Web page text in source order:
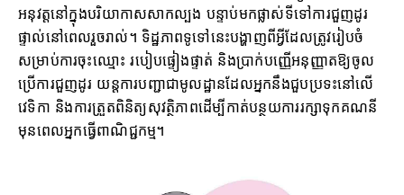
អនុវត្តនៅក្នុងបរិយាកាសសាកល្បង បន្ទាប់មកផ្លាស់ទីទៅការជួញដូរ
ផ្ទាល់នៅពេលរួចរាល់។ ទិដ្ឋភាពទូទៅនេះបង្ហាញពីអ្វីដែលត្រូវរៀបចំ
សម្រាប់ការចុះឈ្មោះ របៀបផ្ទៀងផ្ទាត់ និងប្រាក់បញ្ញើអនុញ្ញាតឱ្យចូល
ប្រើការជួញដូរ យន្តការបញ្ជាជាមូលដ្ឋានដែលអ្នកនឹងជួបប្រទះនៅលើ
វេទិកា និងការត្រួតពិនិត្យសុវត្ថិភាពដើម្បីកាត់បន្ថយការរក្សាទុកគណនី
មុនពេលអ្នកធ្វើពាណិជ្ជកម្ម។